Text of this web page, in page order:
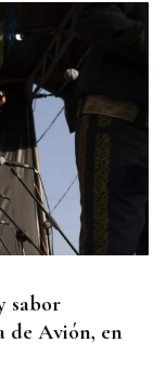
sabor
de Avión, en